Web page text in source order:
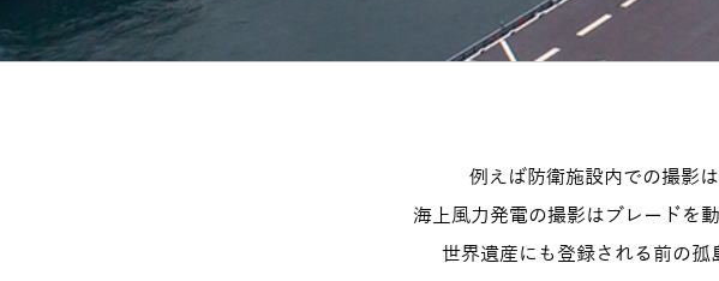
例えば防衛施設内での撮影
海上風力発電の撮影はブレードを
世界遺産にも登録される前の孤